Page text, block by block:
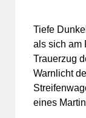
Tiefe
als sich am
Trauerzug
Warnlicht
eines